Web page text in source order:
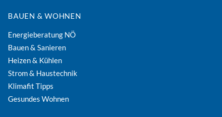
BAUEN & WOHNEN
Energieberatung NÖ
Bauen & Sanieren
Heizen & Kühlen
Strom & Haustechnik
Klimafit Tipps
Gesundes Wohnen